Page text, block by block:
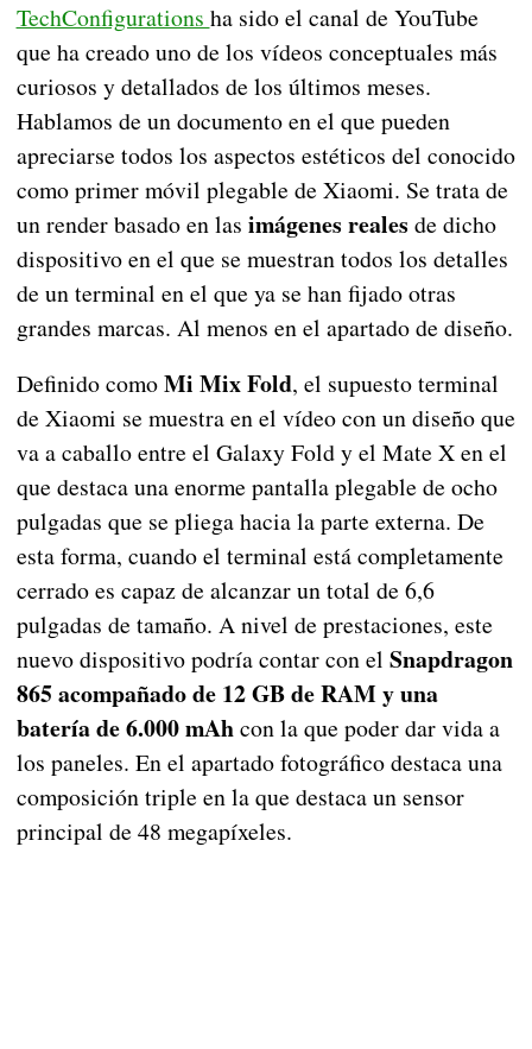
TechConfigurations ha sido el canal de YouTube
que ha creado uno de los vídeos conceptuales más
curiosos y detallados de los últimos meses.
Hablamos de un documento en el que pueden
apreciarse todos los aspectos estéticos del conocido
como primer móvil plegable de Xiaomi. Se trata de
un render basado en las imágenes reales de dicho
dispositivo en el que se muestran todos los detalles
de un terminal en el que ya se han fijado otras
grandes marcas. Al menos en el apartado de diseño.
Definido comoMi Mix Fold, el supuesto terminal
de Xiaomi se muestra en el vídeo con un diseño que
va a caballo entre el Galaxy Fold y el Mate X en el
que destaca una enorme pantalla plegable de ocho
pulgadas que se pliega hacia la parte externa. De
esta forma, cuando el terminal está completamente
cerrado es capaz de alcanzar un total de 6,6
pulgadas de tamaño. A nivel de prestaciones, este
nuevo dispositivo podría contar con el Snapdragon
865 acompañado de 12 GB de RAM y una
batería de 6.000 mAhcon la que poder dar vida a
los paneles. En el apartado fotográfico destaca una
composición triple en la que destaca un sensor
principal de 48 megapíxeles.